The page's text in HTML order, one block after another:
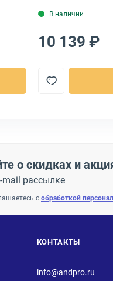
В наличии
10 139 ₽
о скидках и
mail рассылке
с обработкой
КОНТАКТЫ
info@andpro.ru